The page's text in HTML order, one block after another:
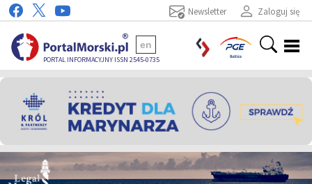
Zaloguj się
Newsletter
PORTAL INFORMACYJNY ISSN 2545-0735
en